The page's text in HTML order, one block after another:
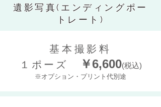
遺影写真(エンディング​ポー
トレート)
基本撮影料
１ポーズ
￥6,600(税込)
​※オプション・プリント代別途